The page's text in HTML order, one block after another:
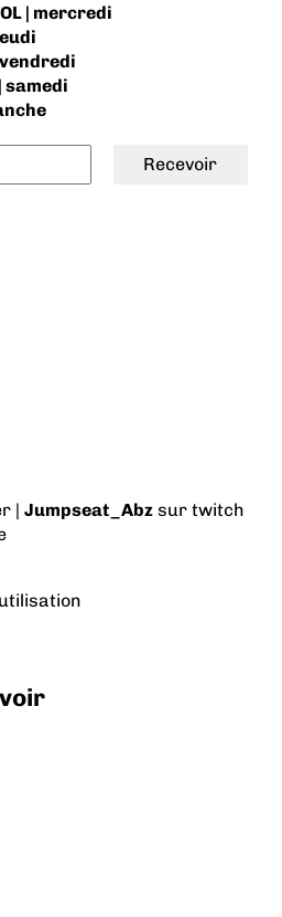
| mercredi
samedi
|Jumpseat_Abz sur twitch